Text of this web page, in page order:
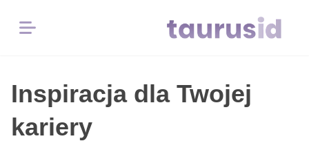
Menu
główna
Inspiracja dla Twojej
kariery